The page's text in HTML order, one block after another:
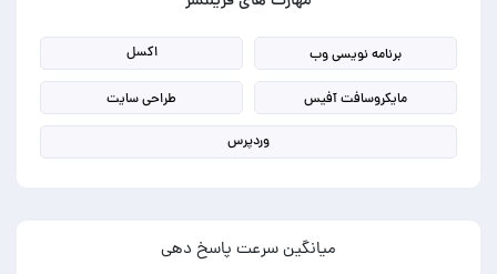
برنامه نویسی وب اکسل
مایکروسافت آفیس طراحی سایت
وردپرس
میانگین سرعت پاسخ دهی